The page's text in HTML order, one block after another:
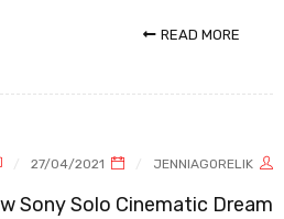
READ MORE
JENNIAGORELIK
Sony Solo Cinematic Dream